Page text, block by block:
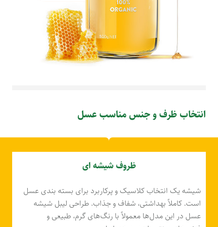
انتخاب ظرف و جنس مناسب عسل
ظروف شیشه ای
شیشه یک انتخاب کلاسیک و پرکاربرد برای بسته‌ بندی عسل
است. کاملاً بهداشتی، شفاف و جذاب. طراحی لیبل شیشه
عسل در این مدل‌ها معمولاً با رنگ‌های گرم، طبیعی و